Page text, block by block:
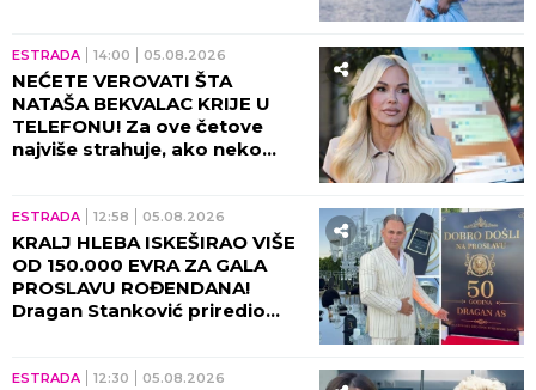
ESTRADA 14:00 05.08.2026
NEĆETE VEROVATI ŠTA
NATAŠA BEKVALAC KRIJE U
TELEFONU! Za ove četove
najviše strahuje, ako neko
ESTRADA 12:58 05.08.2026
KRALJ HLEBA ISKEŠIRAO VIŠE
OD 150.000 EVRA ZA GALA
PROSLAVU ROĐENDANA!
Dragan Stanković priredio
planu!
ESTRADA 12:30 05.08.2026